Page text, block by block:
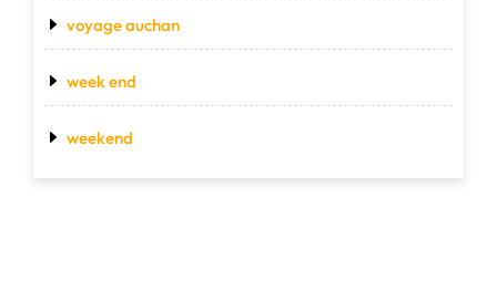
voyage auchan
week end
weekend